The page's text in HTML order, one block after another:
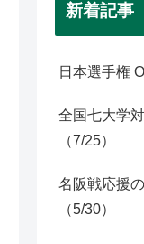
新着記事
日本選手権
全国七大学
（7/25）
名阪戦応援
（5/30）